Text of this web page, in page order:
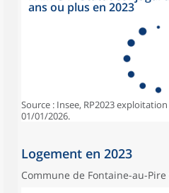
ans ou plus en 2023
Source : Insee, RP2023
01/01/2026.
Logement en 2023
Commune de Fontaine-au-Pire